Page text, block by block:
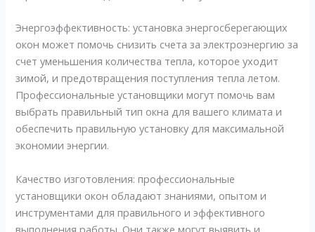
Энергоэффективность: установка энергосберегающих
окон может помочь снизить счета за электроэнергию за
счет уменьшения количества тепла, которое уходит
зимой, и предотвращения поступления тепла летом.
Профессиональные установщики могут помочь вам
выбрать правильный тип окна для вашего климата и
обеспечить правильную установку для максимальной
экономии энергии.
Качество изготовления: профессиональные
установщики окон обладают знаниями, опытом и
инструментами для правильного и эффективного
выполнения работы. Они также могут выявить и